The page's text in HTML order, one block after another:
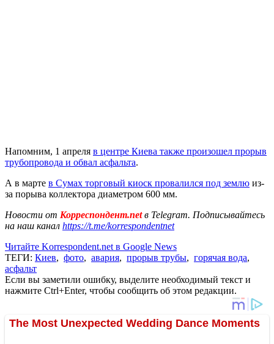
Напомним, 1 апреля в центре Киева также произошел прорыв
трубопровода и обвал асфальта.
А в марте в Сумах торговый киоск провалился под землю из-
за порыва коллектора диаметром 600 мм.
Новости от Корреспондент.netв Telegram. Подписывайтесь
на наш канал https://t.me/korrespondentnet
Читайте Korrespondent.net в Google News
ТЕГИ: Киев, фото, авария, прорыв трубы, горячая вода,
асфальт
Если вы заметили ошибку, выделите необходимый текст и
нажмите Ctrl+Enter, чтобы сообщить об этом редакции.